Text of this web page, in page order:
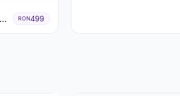
RON 499